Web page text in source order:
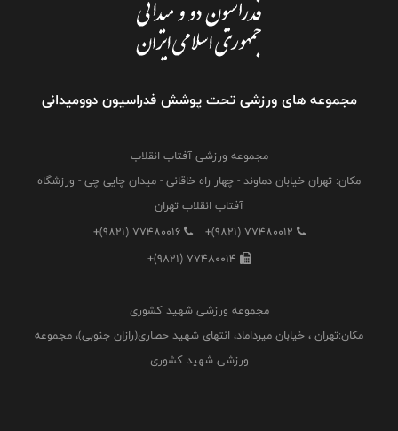
مجموعه های ورزشی تحت پوشش فدراسیون دوومیدانی
مجموعه ورزشی آفتاب انقلاب
مکان: تهران خیابان دماوند - چهار راه خاقانی - میدان چایی چی - ورزشگاه
آفتاب انقلاب تهران
+(9821) 77480012
+(9821) 77480016
+(9821) 77480014
مجموعه ورزشی شهید کشوری
مکان:تهران ، خیابان میرداماد، انتهای شهید حصاری(رازان جنوبی)، مجموعه
ورزشی شهید کشوری